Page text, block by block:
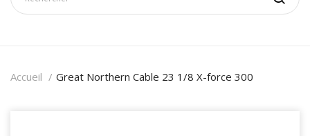
Accueil Great Northern Cable 23 1/8 X-force 300